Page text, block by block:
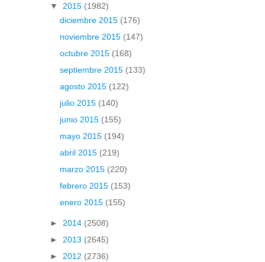
▼ 2015 (1982)
diciembre 2015 (176)
noviembre 2015 (147)
octubre 2015 (168)
septiembre 2015 (133)
agosto 2015 (122)
julio 2015 (140)
junio 2015 (155)
mayo 2015 (194)
abril 2015 (219)
marzo 2015 (220)
febrero 2015 (153)
enero 2015 (155)
► 2014 (2508)
► 2013 (2645)
► 2012 (2736)